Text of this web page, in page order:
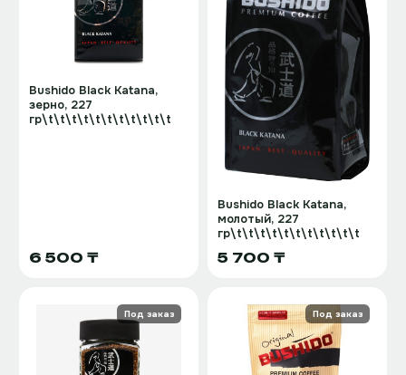
Bushido Black Katana,
зерно, 227
гр\t\t\t\t\t\t\t\t\t\t\t
6 500 ₸
Bushido Black Katana,
молотый, 227
гр\t\t\t\t\t\t\t\t\t\t\t
5 700 ₸
Под заказ Под заказ